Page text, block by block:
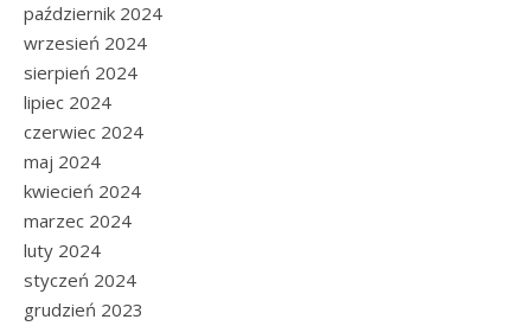
październik 2024
wrzesień 2024
sierpień 2024
lipiec 2024
czerwiec 2024
maj 2024
kwiecień 2024
marzec 2024
luty 2024
styczeń 2024
grudzień 2023